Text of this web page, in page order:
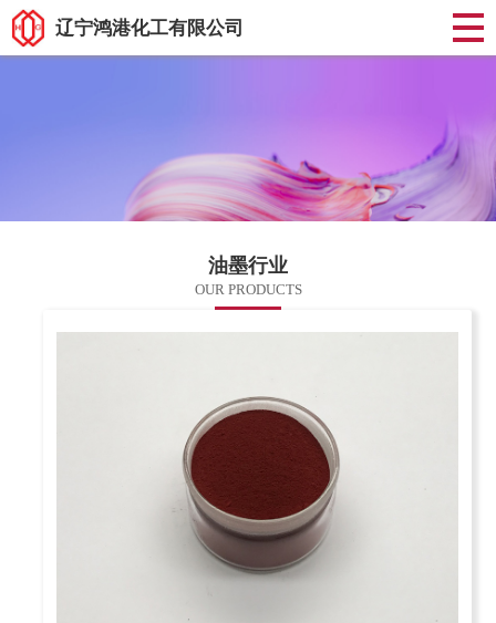
辽宁鸿港化工有限公司
油墨行业
OUR PRODUCTS